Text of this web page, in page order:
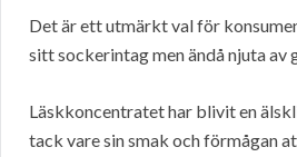
Det är ett utmärkt val för
sitt sockerintag men ändå njuta av
Läskkoncentratet har blivit en
tack vare sin smak och förmågan